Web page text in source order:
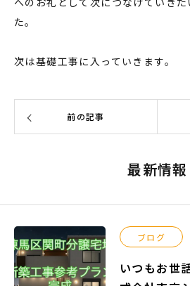
た。
次は基礎工事に入っていきます。
前の記事
最新情報
ブログ
いつもお世